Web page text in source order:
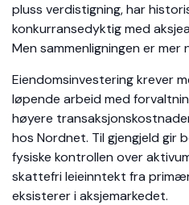
pluss verdistigning, har
konkurransedyktig med
Men sammenligningen er
Eiendomsinvestering krever
løpende arbeid med
høyere
hos Nordnet. Til gjengjeld gir
fysiske kontrollen over
skattefri leieinntekt fra
eksisterer i aksjemarkedet.